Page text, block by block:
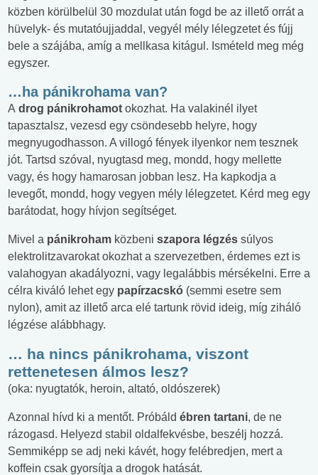
közben körülbelül 30 mozdulat után fogd be az illető orrát a
hüvelyk- és mutatóujjaddal, vegyél mély lélegzetet és fújj
bele a szájába, amíg a mellkasa kitágul. Ismételd meg még
egyszer.
…ha pánikrohama van?
A drog pánikrohamot okozhat. Ha valakinél ilyet
tapasztalsz, vezesd egy csöndesebb helyre, hogy
megnyugodhasson. A villogó fények ilyenkor nem tesznek
jót. Tartsd szóval, nyugtasd meg, mondd, hogy mellette
vagy, és hogy hamarosan jobban lesz. Ha kapkodja a
levegőt, mondd, hogy vegyen mély lélegzetet. Kérd meg egy
barátodat, hogy hívjon segítséget.
Mivel a pánikroham közbeni szapora légzés súlyos
elektrolitzavarokat okozhat a szervezetben, érdemes ezt is
valahogyan akadályozni, vagy legalábbis mérsékelni. Erre a
célra kiváló lehet egy papírzacskó (semmi esetre sem
nylon), amit az illető arca elé tartunk rövid ideig, míg ziháló
légzése alábbhagy.
… ha nincs pánikrohama, viszont
rettenetesen álmos lesz?
(oka: nyugtatók, heroin, altató, oldószerek)
Azonnal hívd ki a mentőt. Próbáld ébren tartani, de ne
rázogasd. Helyezd stabil oldalfekvésbe, beszélj hozzá.
Semmiképp se adj neki kávét, hogy felébredjen, mert a
koffein csak gyorsítja a drogok hatását.